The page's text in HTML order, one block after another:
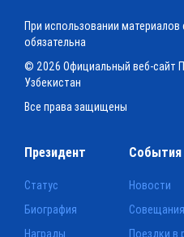
При использовании
обязательна
© 2026 Официальный веб-сайт
Узбекистан
Все права защищены
Президент
Статус
Биография
Награды
События
Новости
Совещания
Поездки в